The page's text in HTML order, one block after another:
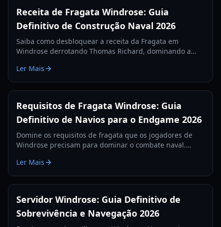
Receita de Fragata Windrose: Guia
Definitivo de Construção Naval 2026
Saiba como desbloquear a receita da Fragata em
Windrose derrotando Thomas Richard, dominando a
de Ferro.
Ler Mais
Requisitos de Fragata Windrose: Guia
Definitivo de Navios para o Endgame 2026
Domine os requisitos de fragata que os jogadores de
Windrose precisam para dominar o combate naval.
de defesa e táticas para 2026.
Ler Mais
Servidor Windrose: Guia Definitivo de
Sobrevivência e Navegação 2026